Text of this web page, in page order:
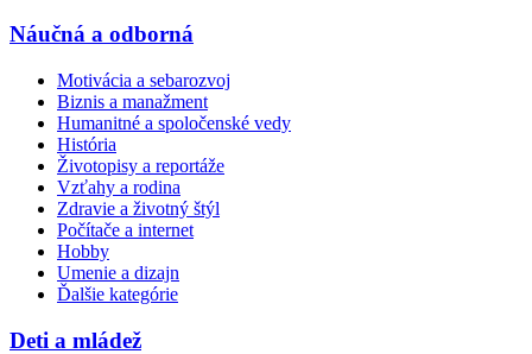
Náučná a odborná
Motivácia a sebarozvoj
Biznis a manažment
Humanitné a spoločenské vedy
História
Životopisy a reportáže
Vzťahy a rodina
Zdravie a životný štýl
Počítače a internet
Hobby
Umenie a dizajn
Ďalšie kategórie
Deti a mládež